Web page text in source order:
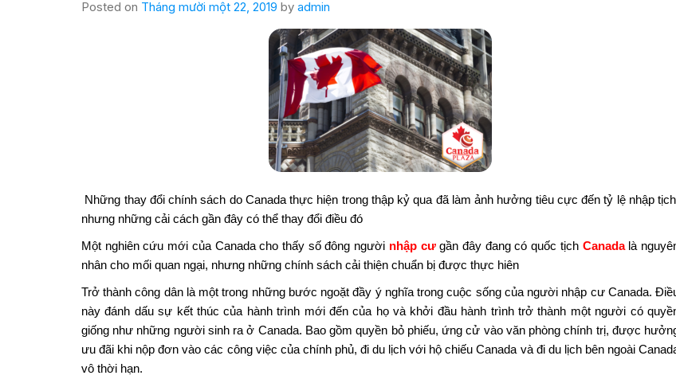
Posted on Tháng mười một 22, 2019 by admin
Những thay đổi chính sách do Canada thực hiện trong thập kỷ qua đã làm ảnh hưởng tiêu cực đến tỷ lệ nhập
nhưng những cải cách gần đây có thể thay đổi điều đó
Một nghiên cứu mới của Canada cho thấy số đông người nhập cưgần đây đang có quốc tịch Canadalà
nhân cho mối quan ngại, nhưng những chính sách cải thiện chuẩn bị được thực hiên
Trở thành công dân là một trong những bước ngoặt đầy ý nghĩa trong cuộc sống của người nhập cư Canada.
này đánh dấu sự kết thúc của hành trình mới đến của họ và khởi đầu hành trình trở thành một người có
giống như những người sinh ra ở Canada. Bao gồm quyền bỏ phiếu, ứng cử vào văn phòng chính trị, được
ưu đãi khi nộp đơn vào các công việc của chính phủ, đi du lịch với hộ chiếu Canada và đi du lịch bên ngoài
vô thời hạn.